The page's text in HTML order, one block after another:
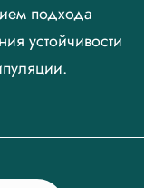
подхода
устойчивости